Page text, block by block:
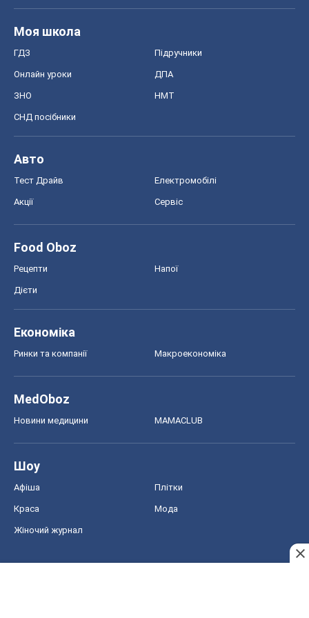
Моя школа
ГДЗ Підручники
Онлайн уроки ДПА
ЗНО НМТ
СНД посібники
Авто
Тест Драйв Електромобілі
Акції Сервіс
Food Oboz
Рецепти Напої
Дієти
Економіка
Ринки та компанії Макроекономіка
MedOboz
Новини медицини MAMACLUB
Шоу
Афіша Плітки
Краса Мода
Жіночий журнал